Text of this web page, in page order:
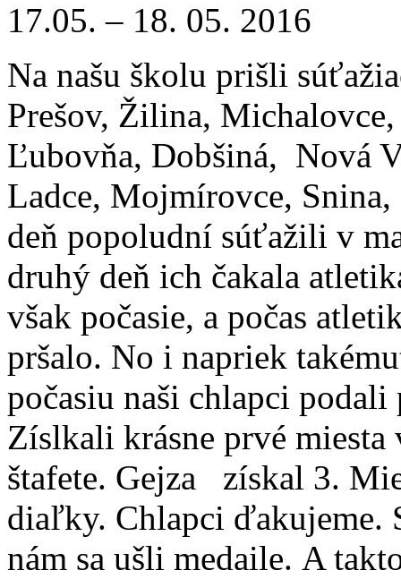
17.05. – 18. 05. 2016
Na našu školu prišli
Prešov, Žilina,
Ľubovňa, Dobšiná, Nová
Ladce, Mojmírovce,
deň popoludní súťažili v
druhý deň ich čakala
však počasie, a počas
pršalo. No i napriek
počasiu naši chlapci
Zíslkali krásne prvé
štafete. Gejza získal 3.
diaľky. Chlapci ďakujeme.
nám sa ušli medaile. A